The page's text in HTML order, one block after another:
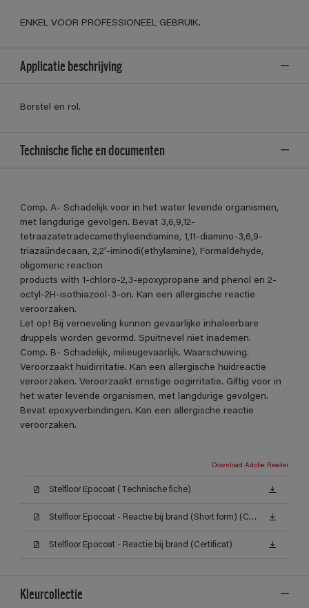
ENKEL VOOR PROFESSIONEEL GEBRUIK.
Applicatie beschrijving
Borstel en rol.
Technische fiche en documenten
Comp. A- Schadelijk voor in het water levende organismen,
met langdurige gevolgen. Bevat 3,6,9,12-
tetraazatetradecamethyleendiamine, 1,11-diamino-3,6,9-
triazaündecaan, 2,2'-iminodi(ethylamine), Formaldehyde,
oligomeric reaction
products with 1-chloro-2,3-epoxypropane and phenol en 2-
octyl-2H-isothiazool-3-on. Kan een allergische reactie
veroorzaken.
Let op! Bij verneveling kunnen gevaarlijke inhaleerbare
druppels worden gevormd. Spuitnevel niet inademen.
Comp. B- Schadelijk, milieugevaarlijk. Waarschuwing.
Veroorzaakt huidirritatie. Kan een allergische huidreactie
veroorzaken. Veroorzaakt ernstige oogirritatie. Giftig voor in
het water levende organismen, met langdurige gevolgen.
Bevat epoxyverbindingen. Kan een allergische reactie
veroorzaken.
Download Adobe Reader
Stelfloor Epocoat (Technische fiche)
Stelfloor Epocoat - Reactie bij brand (Short form) (Certificat)
Stelfloor Epocoat - Reactie bij brand (Certificat)
Kleurcollectie